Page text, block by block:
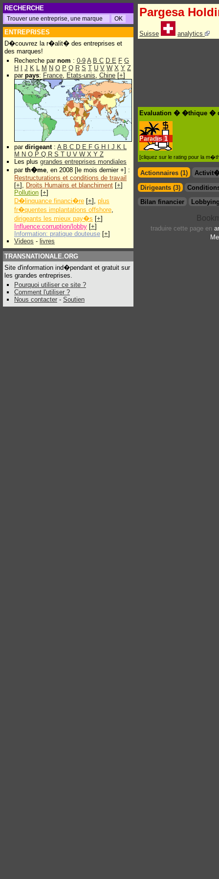
RECHERCHE
ENTREPRISES
D�couvrez la r�alit� des entreprises et
des marques!
Recherche par nom : 0-9 A B C D E F G
H
J K L M N O P Q R S T U V W X Y Z
par pays: France, Etats-unis, Chine [+]
par dirigeant: A B C D E F G H J K L
M N O P Q R S T U V W X Y Z
Les plus grandes entreprises mondiales
par th�me, en 2008 [le mois dernier +] :
Restructurations et conditions de travail
[+], Droits Humains et blanchiment [+]
Pollution [+]
D�linquance financi�re [+], plus
fr�quentes implantations offshore,
dirigeants les mieux pay�s [+]
Influence:corruption/lobby [+]
Information: pratique douteuse [+]
Videos - livres
TRANSNATIONALE.ORG
Site d'information ind�pendant et gratuit sur
les grandes entreprises.
Pourquoi utiliser ce site ?
Comment l'utiliser ?
Nous contacter - Soutien
Pargesa
Suisse analytics
Evaluation � �thique �
Paradis 1
[cliquez sur le rating pour la
Actionnaires (1)
Dirigeants (3)
Bilan financier
traduire cette page en